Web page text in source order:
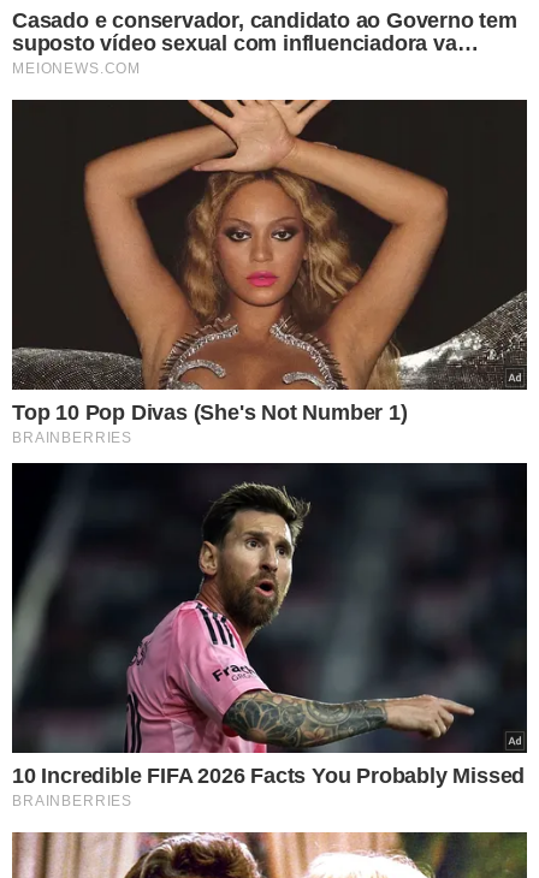
VEJA OS SUPERCARROS!
Cristiano Ronaldo abre
garagem e exibe coleção
de carros avaliada em
R$ 200 milhões
VEJA MAIS NOTÍCIAS